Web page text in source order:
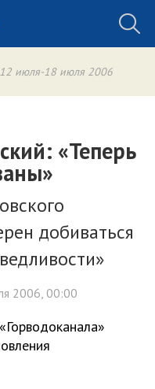
июля-18 июля 2006
«Теперь
добиваться
2006, 00:00